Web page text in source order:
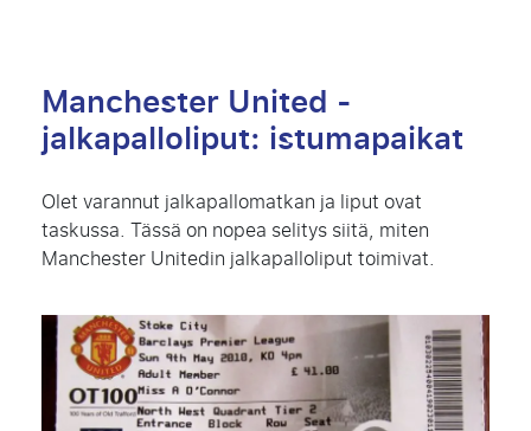
Manchester United -
jalkapalloliput: istumapaikat
Olet varannut jalkapallomatkan ja liput ovat
taskussa. Tässä on nopea selitys siitä, miten
Manchester Unitedin jalkapalloliput toimivat.